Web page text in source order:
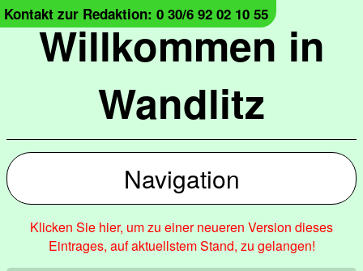
Willkommen in
Wandlitz
Kontakt zur Redaktion: 0 30/6 92 02 10 55
Navigation
Klicken Sie hier, um zu einer neueren Version dieses
Eintrages, auf aktuellstem Stand, zu gelangen!